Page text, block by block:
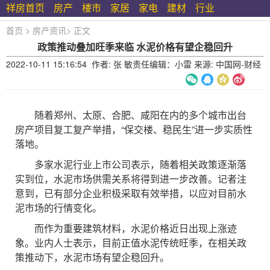
祥房首页 房产 楼市 家居 家电 建材 行业
首页 > 房产资讯> 正文
政策推动叠加旺季来临 水泥价格有望企稳回升
2022-10-11 15:16:54 作者: 张 敏责任编辑：小雷 来源: 中国网-财经
随着郑州、太原、合肥、咸阳在内的多个城市出台
房产项目复工复产举措，“保交楼、稳民生”进一步实质性
落地。
多家水泥行业上市公司表示，随着相关政策逐渐落
实到位，水泥市场供需关系将得到进一步改善。记者注
意到，已有部分企业积极采取有效举措，以应对目前水
泥市场的行情变化。
而作为重要建筑材料，水泥价格近日出现上涨迹
象。业内人士表示，目前正值水泥传统旺季，在相关政
策推动下，水泥市场有望企稳回升。